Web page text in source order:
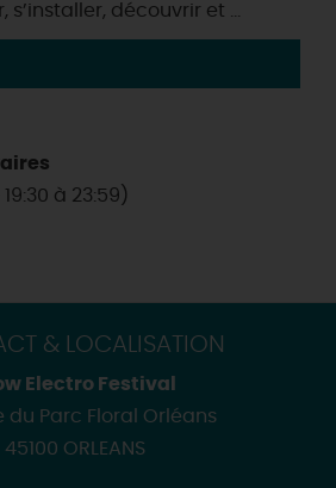
découvrir et ...
à 23:59)
& LOCALISATION
Electro Festival
du Parc Floral Orléans
45100 ORLEANS